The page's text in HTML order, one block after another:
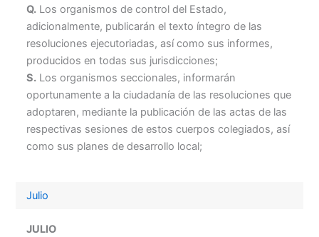
Q. Los organismos de control del Estado,
adicionalmente, publicarán el texto íntegro de las
resoluciones ejecutoriadas, así como sus informes,
producidos en todas sus jurisdicciones;
S. Los organismos seccionales, informarán
oportunamente a la ciudadanía de las resoluciones que
adoptaren, mediante la publicación de las actas de las
respectivas sesiones de estos cuerpos colegiados, así
como sus planes de desarrollo local;
Julio
JULIO